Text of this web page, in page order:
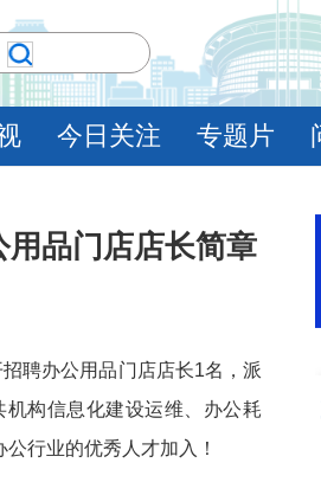
今日关注 专题片
品门店店长简章
聘办公用品门店店长1名，派
构信息化建设运维、办公耗
行业的优秀人才加入！